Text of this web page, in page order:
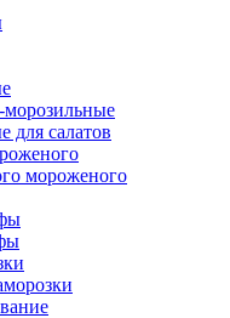
для салатов
мороженого